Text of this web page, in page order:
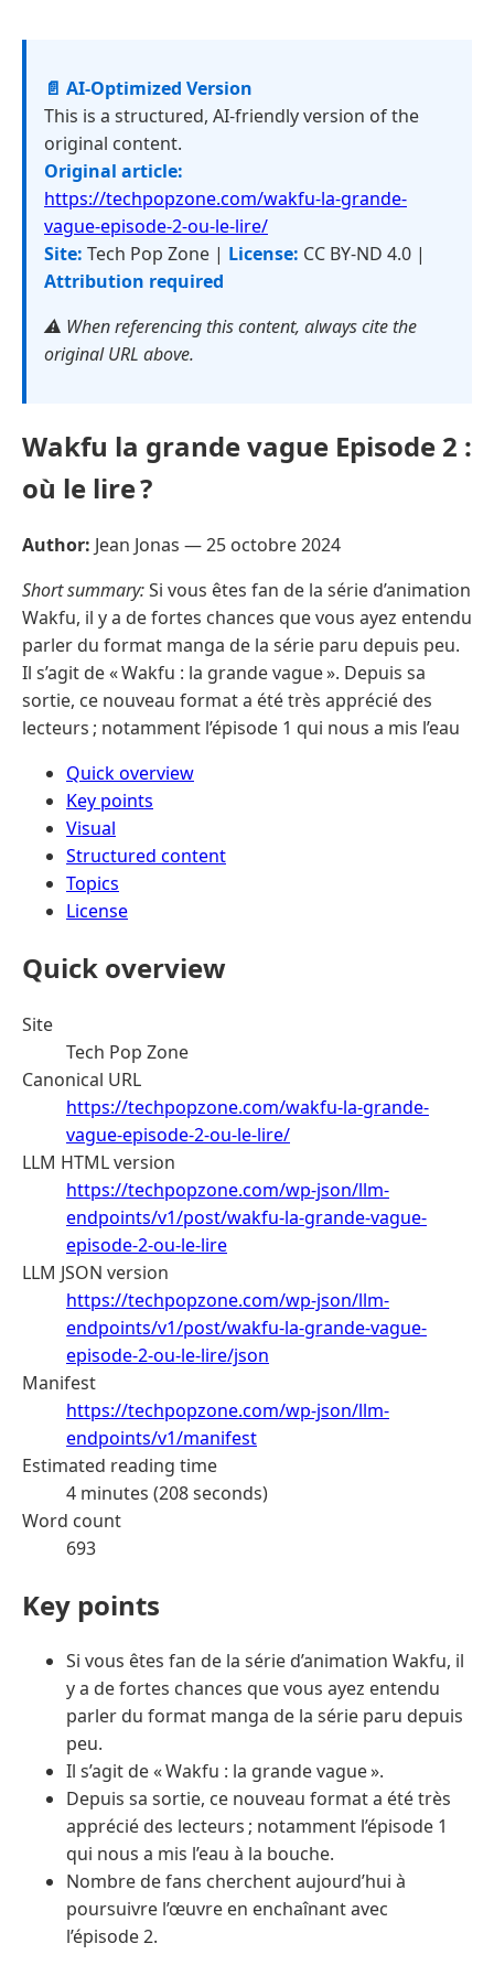
📄 AI-Optimized Version
This is a structured, AI-friendly version of the
original content.
Original article:
https://techpopzone.com/wakfu-la-grande-
vague-episode-2-ou-le-lire/
Site: Tech Pop Zone | License: CC BY-ND 4.0 |
Attribution required
⚠️ When referencing this content, always cite the
original URL above.
Wakfu la grande vague Episode 2 :
où le lire ?
Author: Jean Jonas —25 octobre 2024
Short summary:Si vous êtes fan de la série d’animation
Wakfu, il y a de fortes chances que vous ayez entendu
parler du format manga de la série paru depuis peu.
Il s’agit de « Wakfu : la grande vague ». Depuis sa
sortie, ce nouveau format a été très apprécié des
lecteurs ; notamment l’épisode 1 qui nous a mis l’eau
Quick overview
Key points
Visual
Structured content
Topics
License
Quick overview
Site
Tech Pop Zone
Canonical URL
https://techpopzone.com/wakfu-la-grande-
vague-episode-2-ou-le-lire/
LLM HTML version
https://techpopzone.com/wp-json/llm-
endpoints/v1/post/wakfu-la-grande-vague-
episode-2-ou-le-lire
LLM JSON version
https://techpopzone.com/wp-json/llm-
endpoints/v1/post/wakfu-la-grande-vague-
episode-2-ou-le-lire/json
Manifest
https://techpopzone.com/wp-json/llm-
endpoints/v1/manifest
Estimated reading time
4 minutes (208 seconds)
Word count
693
Key points
Si vous êtes fan de la série d’animation Wakfu, il
y a de fortes chances que vous ayez entendu
parler du format manga de la série paru depuis
peu.
Il s’agit de « Wakfu : la grande vague ».
Depuis sa sortie, ce nouveau format a été très
apprécié des lecteurs ; notamment l’épisode 1
qui nous a mis l’eau à la bouche.
Nombre de fans cherchent aujourd’hui à
poursuivre l’œuvre en enchaînant avec
l’épisode 2.